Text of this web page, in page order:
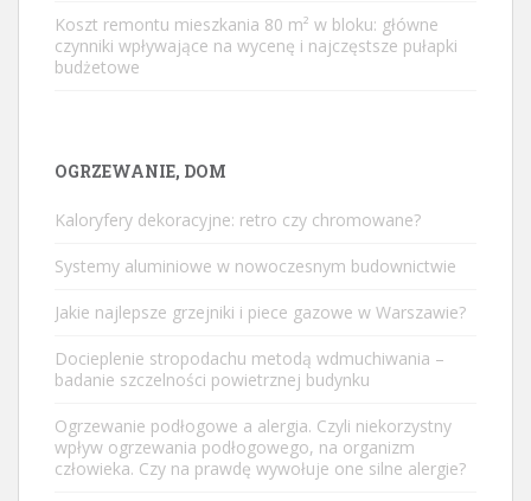
Koszt remontu mieszkania 80 m² w bloku: główne
czynniki wpływające na wycenę i najczęstsze pułapki
budżetowe
OGRZEWANIE, DOM
Kaloryfery dekoracyjne: retro czy chromowane?
Systemy aluminiowe w nowoczesnym budownictwie
Jakie najlepsze grzejniki i piece gazowe w Warszawie?
Docieplenie stropodachu metodą wdmuchiwania –
badanie szczelności powietrznej budynku
Ogrzewanie podłogowe a alergia. Czyli niekorzystny
wpływ ogrzewania podłogowego, na organizm
człowieka. Czy na prawdę wywołuje one silne alergie?